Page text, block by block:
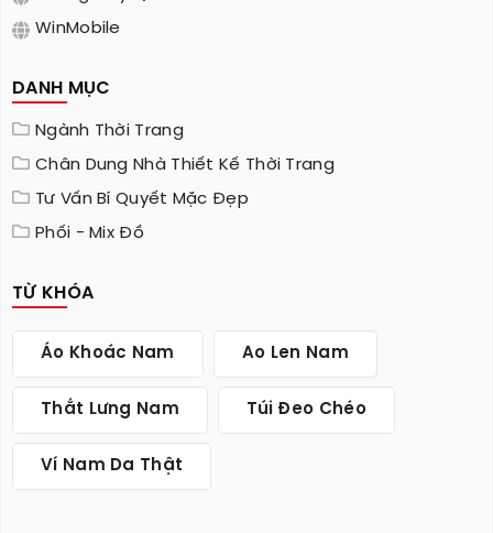
WinMobile
DANH MỤC
Ngành Thời Trang
Chân Dung Nhà Thiết Kế Thời Trang
Tư Vấn Bí Quyết Mặc Đẹp
Phối - Mix Đồ
TỪ KHÓA
Áo Khoác Nam Ao Len Nam
Thắt Lưng Nam Túi Đeo Chéo
Ví Nam Da Thật